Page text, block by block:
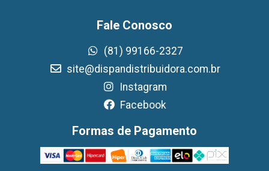
Fale Conosco
(81) 99166-2327
site@dispandistribuidora.com.br
Instagram
Facebook
Formas de Pagamento